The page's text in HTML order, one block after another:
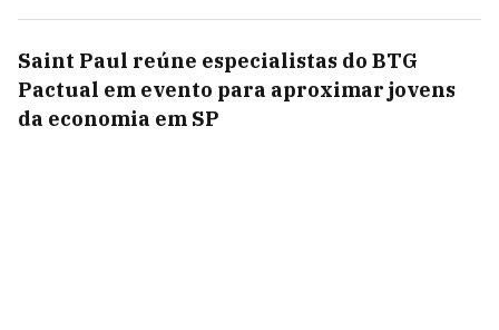
Saint Paul reúne especialistas do BTG
Pactual em evento para aproximar jovens
da economia em SP